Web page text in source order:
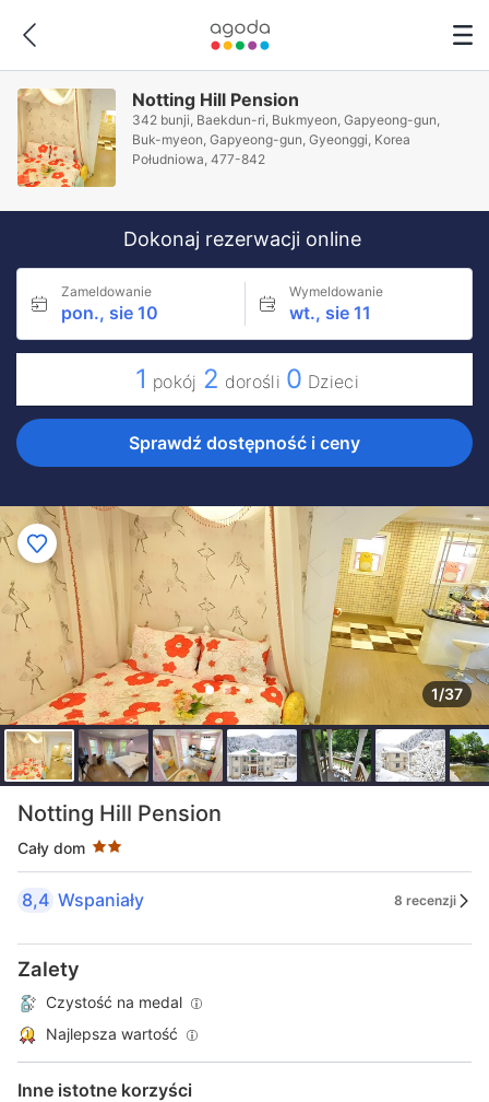
Notting Hill Pension
342 bunji, Baekdun-ri, Bukmyeon, Gapyeong-gun,
Buk-myeon, Gapyeong-gun, Gyeonggi, Korea
Południowa, 477-842
Dokonaj rezerwacji online
Zameldowanie
pon., sie 10
Wymeldowanie
wt., sie 11
1 pokój 2 dorośli 0 Dzieci
Sprawdź dostępność i ceny
1/37
Notting Hill Pension
Cały dom
Liczba gwiazdek: 2
8,4 Wspaniały 8 recenzji
Zalety
Czystość na medal
Najlepsza wartość
Inne istotne korzyści